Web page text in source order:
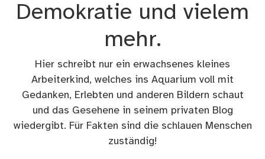
Demokratie und vielem
mehr.
Hier schreibt nur ein erwachsenes kleines
Arbeiterkind, welches ins Aquarium voll mit
Gedanken, Erlebten und anderen Bildern schaut
und das Gesehene in seinem privaten Blog
wiedergibt. Für Fakten sind die schlauen Menschen
zuständig!